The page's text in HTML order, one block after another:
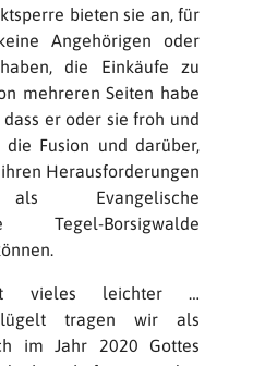
bieten sie an, für
Angehörigen oder
die Einkäufe zu
mehreren Seiten habe
er oder sie froh und
Fusion und darüber,
Herausforderungen
als Evangelische
Tegel-Borsigwalde
vieles leichter …
tragen wir als
im Jahr 2020 Gottes